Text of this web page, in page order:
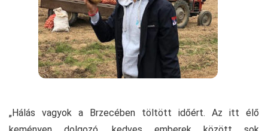
„Hálás vagyok a Brzecében töltött időért. Az itt élő